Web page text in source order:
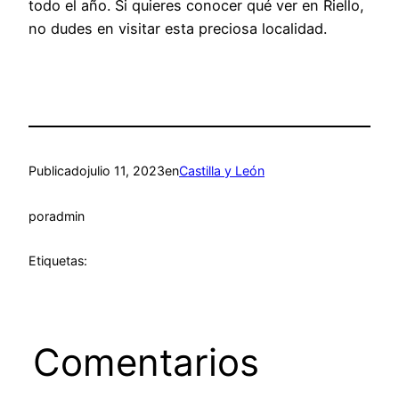
todo el año. Si quieres conocer qué ver en Riello,
no dudes en visitar esta preciosa localidad.
Publicadojulio 11, 2023enCastilla y León
poradmin
Etiquetas:
Comentarios